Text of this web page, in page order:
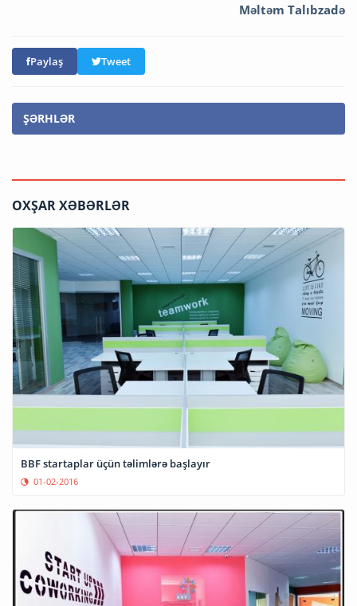
Məltəm Talıbzadə
Paylaş Tweet
ŞƏRHLƏR
OXŞAR XƏBƏRLƏR
BBF startaplar üçün təlimlərə başlayır
01-02-2016